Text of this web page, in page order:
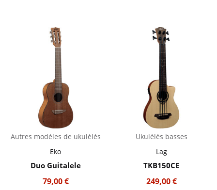
Autres modèles de ukulélés
Eko
Duo Guitalele
79,00€
Ukulélés basses
Lag
TKB150CE
249,00€